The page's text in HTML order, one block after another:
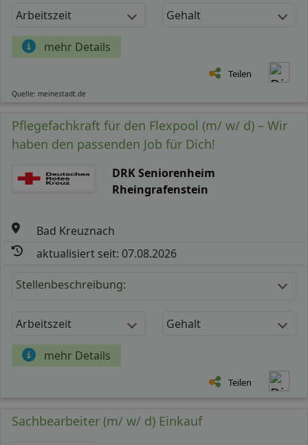
Arbeitszeit Gehalt
mehr Details
Teilen
Quelle: meinestadt.de
Pflegefachkraft für den Flexpool (m/ w/ d) – Wir
haben den passenden Job für Dich!
DRK Seniorenheim
Rheingrafenstein
Bad Kreuznach
aktualisiert seit: 07.08.2026
Stellenbeschreibung:
Arbeitszeit Gehalt
mehr Details
Teilen
Sachbearbeiter (m/ w/ d) Einkauf